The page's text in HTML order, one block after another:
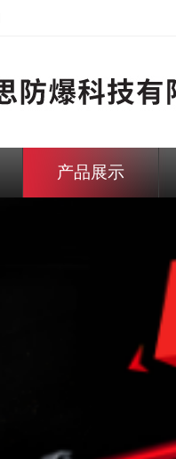
产品展示